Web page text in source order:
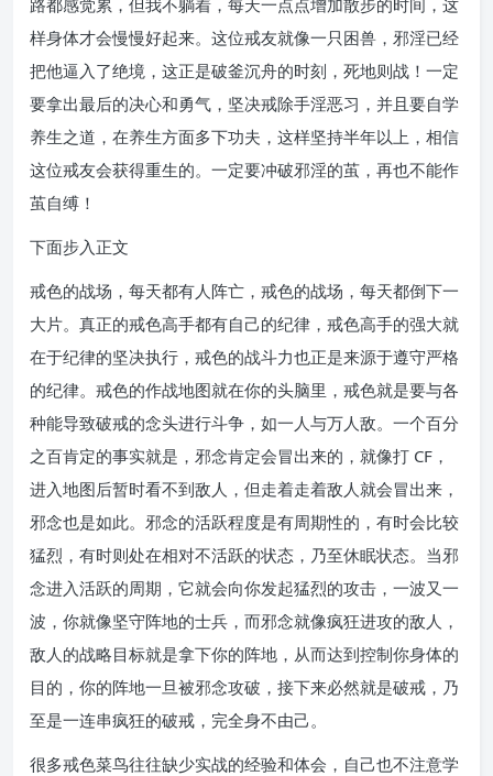
路都感觉累，但我不躺着，每天一点点增加散步的时间，这
样身体才会慢慢好起来。这位戒友就像一只困兽，邪淫已经
把他逼入了绝境，这正是破釜沉舟的时刻，死地则战！一定
要拿出最后的决心和勇气，坚决戒除手淫恶习，并且要自学
养生之道，在养生方面多下功夫，这样坚持半年以上，相信
这位戒友会获得重生的。一定要冲破邪淫的茧，再也不能作
茧自缚！
下面步入正文
戒色的战场，每天都有人阵亡，戒色的战场，每天都倒下一
大片。真正的戒色高手都有自己的纪律，戒色高手的强大就
在于纪律的坚决执行，戒色的战斗力也正是来源于遵守严格
的纪律。戒色的作战地图就在你的头脑里，戒色就是要与各
种能导致破戒的念头进行斗争，如一人与万人敌。一个百分
之百肯定的事实就是，邪念肯定会冒出来的，就像打 CF，
进入地图后暂时看不到敌人，但走着走着敌人就会冒出来，
邪念也是如此。邪念的活跃程度是有周期性的，有时会比较
猛烈，有时则处在相对不活跃的状态，乃至休眠状态。当邪
念进入活跃的周期，它就会向你发起猛烈的攻击，一波又一
波，你就像坚守阵地的士兵，而邪念就像疯狂进攻的敌人，
敌人的战略目标就是拿下你的阵地，从而达到控制你身体的
目的，你的阵地一旦被邪念攻破，接下来必然就是破戒，乃
至是一连串疯狂的破戒，完全身不由己。
很多戒色菜鸟往往缺少实战的经验和体会，自己也不注意学